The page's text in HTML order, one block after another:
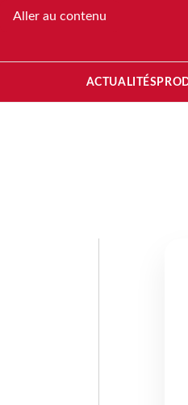
Aller au contenu
ACTUALITÉS